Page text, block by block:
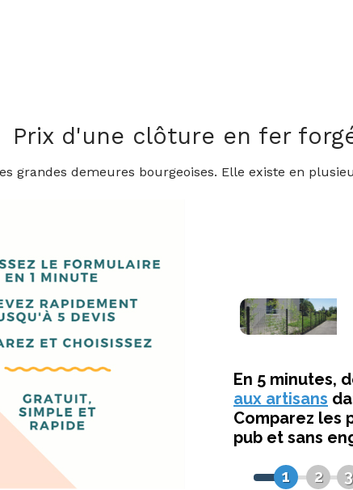
Prix d'une clôture en fer
grandes demeures bourgeoises. Elle existe en